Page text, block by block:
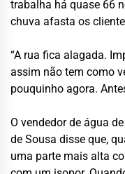
trabalha há quase 66
chuva afasta os
“A rua fica alagada.
assim não tem como
pouquinho agora.
O vendedor de água
de Sousa disse que,
uma parte mais alta